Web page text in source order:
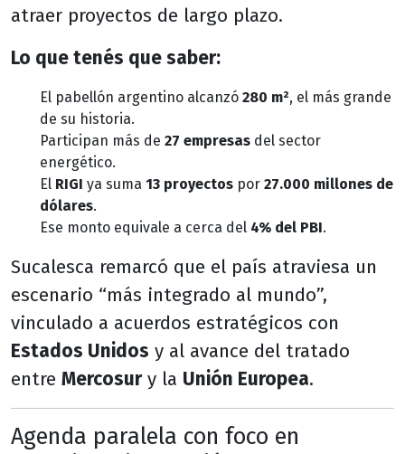
atraer proyectos de largo plazo.
Lo que tenés que saber:
El pabellón argentino alcanzó 280 m², el más grande
de su historia.
Participan más de 27 empresas del sector
energético.
El RIGI ya suma 13 proyectos por 27.000 millones de
dólares.
Ese monto equivale a cerca del 4% del PBI.
Sucalesca remarcó que el país atraviesa un
escenario “más integrado al mundo”,
vinculado a acuerdos estratégicos con
Estados Unidos y al avance del tratado
entre Mercosury la Unión Europea.
Agenda paralela con foco en